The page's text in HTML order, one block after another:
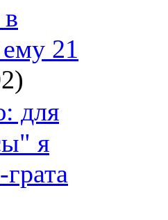
21
для
я